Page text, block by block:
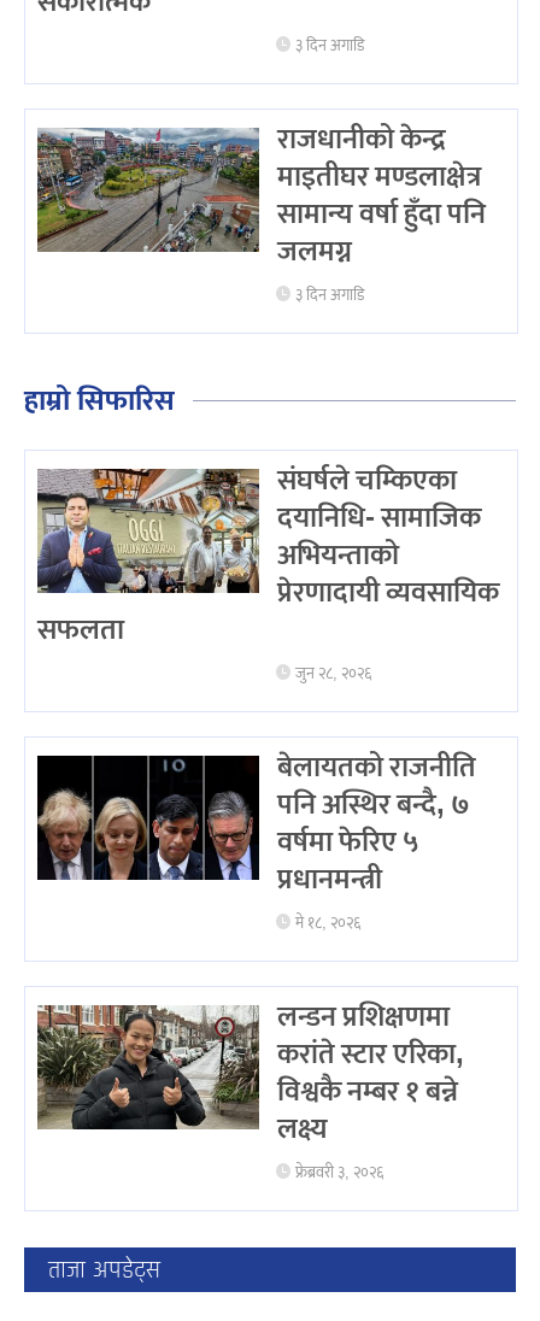
३ दिन अगाडि
राजधानीको केन्द्र
माइतीघर मण्डलाक्षेत्र
सामान्य वर्षा हुँदा पनि
जलमग्न
३ दिन अगाडि
हाम्रो सिफारिस
संघर्षले चम्किएका
दयानिधि- सामाजिक
अभियन्ताको
प्रेरणादायी व्यवसायिक
सफलता
जुन २८, २०२६
बेलायतको राजनीति
पनि अस्थिर बन्दै, ७
वर्षमा फेरिए ५
प्रधानमन्त्री
मे १८, २०२६
लन्डन प्रशिक्षणमा
करांते स्टार एरिका,
विश्वकै नम्बर १ बन्ने
लक्ष्य
फ्रेब्रवरी ३, २०२६
ताजा अपडेट्स